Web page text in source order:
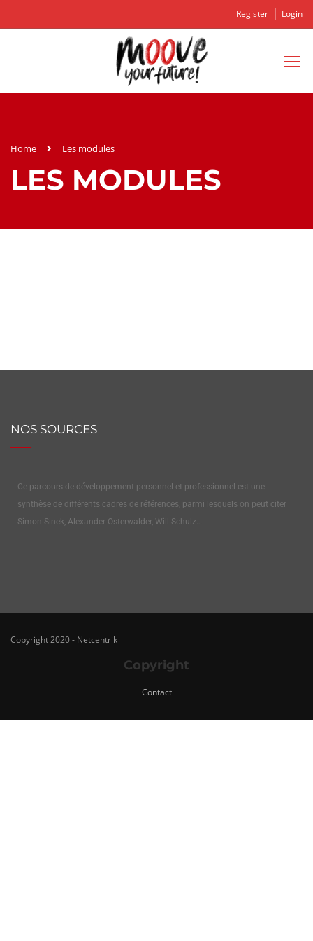
Register Login
Home Les modules
LES MODULES
NOS SOURCES
Ce parcours de développement personnel et professionnel est une
synthèse de différents cadres de références, parmi lesquels on peut citer
Simon Sinek, Alexander Osterwalder, Will Schulz…
Copyright 2020 - Netcentrik
Copyright
Contact